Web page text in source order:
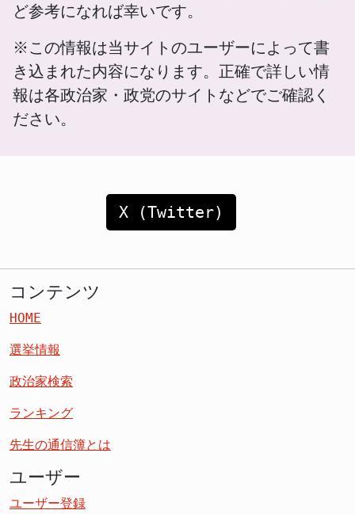
ど参考になれば幸いです。
※この情報は当サイトのユーザーによって書
き込まれた内容になります。正確で詳しい情
報は各政治家・政党のサイトなどでご確認く
ださい。
X (Twitter)
コンテンツ
HOME
選挙情報
政治家検索
ランキング
先生の通信簿とは
ユーザー
ユーザー登録